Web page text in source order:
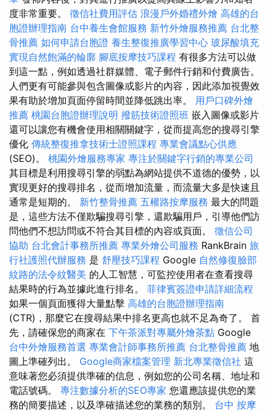
度非常重要。 徵信社費用評估 浪漫戶外婚禮外燴 高雄的台
胞證辦理指南 台中養生會館服務 新竹外燴服務推薦 台北整
骨推薦 如何申請台胞證 養生整復推廣學習中心 玻尿酸填充
實現自然飽滿的輪廓 腳底按摩技巧課程 有很多方法可以做
到這一點，例如透過社群媒體、電子郵件行銷和付費廣告。
人們更有可能參與包含圖像或影片的內容，因此添加視覺效
果有助於增加頁面停留時間並降低跳出率。 用戶口碑外燴
推薦 桃園台胞證辦理說明 撥筋技術證照班 嵌入圖像或影片
還可以讓您有機會使用相關關鍵字，從而提高您的搜尋引擎
優化 傳統整復推拿技術士證照課程 專業會議點心供應
(SEO)。 桃園外燴服務專家 專注於關鍵字行銷的專業公司
其目標是利用搜尋引擎的弱點為網站提供不道德的優勢，以
實現更好的搜尋排名，從而增加流量，而流量大多是快速且
通常是短期的。 新竹整骨推薦 五權路按摩服務 最大的問題
是，這些方法不僅欺騙搜尋引擎，還欺騙用戶，引導他們訪
問他們不想訪問或不符合其目標的內容或頁面。 徵信公司
協助 台北會計事務所推薦 專業外燴公司服務 RankBrain 旅
行社護照代辦服務 是 舒壓技巧課程 Google 自然修復臉部
紋路的法令紋醫美 的人工智慧，可監控使用者在查看搜尋
結果時的行為並據此進行排名。 菲律賓簽證申請詳細流程
如果一個頁面獲得大量點擊 高雄的台胞證辦理指南
(CTR)，那麼它在搜尋結果中排名更高也就不足為奇了。 首
先，請確保您的商家在 下午茶派對專屬外燴茶點 Google
台中外燴服務首選 專業會計師事務所推薦 台北整骨推薦 地
圖上準確列出。 Google商家檔案管理 新北專業徵信社 這
意味著您必須提供準確的信息，例如您的公司名稱、地址和
電話號碼。 專注數據分析的SEO專家 您還應該提供您的業
務的簡要描述，以及準確描述您的業務的類別。 台中 按摩